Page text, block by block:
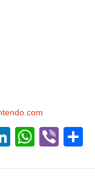
LinkedIn
Viber